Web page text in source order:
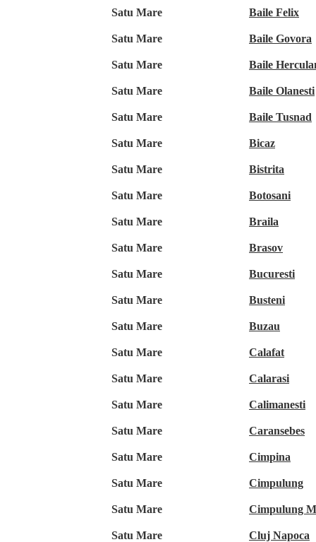
Satu Mare Baile Felix
Satu Mare Baile Govora
Satu Mare Baile
Satu Mare Baile Olanesti
Satu Mare Baile Tusnad
Satu Mare Bicaz
Satu Mare Bistrita
Satu Mare Botosani
Satu Mare Braila
Satu Mare Brasov
Satu Mare Bucuresti
Satu Mare Busteni
Satu Mare Buzau
Satu Mare Calafat
Satu Mare Calarasi
Satu Mare Calimanesti
Satu Mare Caransebes
Satu Mare Cimpina
Satu Mare Cimpulung
Satu Mare Cimpulung
Satu Mare Cluj Napoca